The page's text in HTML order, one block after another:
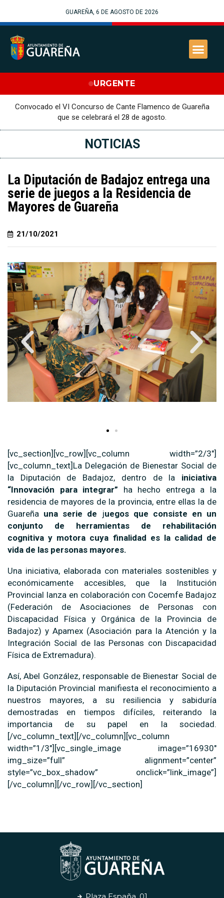
GUAREÑA, 6 DE AGOSTO DE 2026
URGENTE
Convocado el VI Concurso de Cante Flamenco de Guareña
que se celebrará el 28 de agosto.
NOTICIAS
La Diputación de Badajoz entrega una
serie de juegos a la Residencia de
Mayores de Guareña
21/10/2021
[vc_section][vc_row][vc_column width=”2/3″]
[vc_column_text]La Delegación de Bienestar Social de
la Diputación de Badajoz, dentro de la iniciativa
“Innovación para integrar” ha hecho entrega a la
residencia de mayores de la provincia, entre ellas la de
Guareña una serie de juegos que consiste en un
conjunto de herramientas de rehabilitación
cognitiva y motora cuya finalidad es la calidad de
vida de las personas mayores.
Una iniciativa, elaborada con materiales sostenibles y
económicamente accesibles, que la Institución
Provincial lanza en colaboración con Cocemfe Badajoz
(Federación de Asociaciones de Personas con
Discapacidad Física y Orgánica de la Provincia de
Badajoz) y Apamex (Asociación para la Atención y la
Integración Social de las Personas con Discapacidad
Física de Extremadura).
Así, Abel González, responsable de Bienestar Social de
la Diputación Provincial manifiesta el reconocimiento a
nuestros mayores, a su resiliencia y sabiduría
demostradas en tiempos difíciles, reiterando la
importancia de su papel en la sociedad.
[/vc_column_text][/vc_column][vc_column
width=”1/3″][vc_single_image image=”16930″
img_size=”full” alignment=”center”
style=”vc_box_shadow” onclick=”link_image”]
[/vc_column][/vc_row][/vc_section]
Plaza España, 01